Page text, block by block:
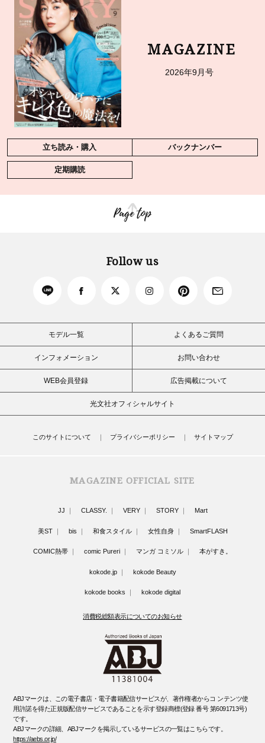
MAGAZINE
2026年9月号
立ち読み・購入 バックナンバー
定期購読
Page top
Follow us
モデル一覧 よくあるご質問
インフォメーション お問い合わせ
WEB会員登録 広告掲載について
光文社オフィシャルサイト
このサイトについて プライバシーポリシー サイトマップ
MAGAZINE OFFICIAL SITE
JJ CLASSY. VERY STORY Mart
美ST bis 和食スタイル 女性自身 SmartFLASH
COMIC熱帯 comic Pureri マンガ コミソル 本がすき。
kokode.jp kokode Beauty
kokode books kokode digital
消費税総額表示についてのお知らせ
ABJマークは、この電子書店・電子書籍配信サービスが、著作権者からコ ンテンツ使
用許諾を得た正規版配信サービスであることを示す登録商標(登録 番号 第6091713号)
です。
ABJマークの詳細、ABJマークを掲示しているサービスの一覧はこちらです。
https://aebs.or.jp/